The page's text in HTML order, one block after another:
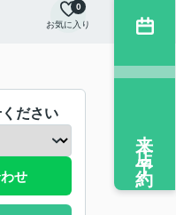
お気に入り
0
ださい
せ
来店予約